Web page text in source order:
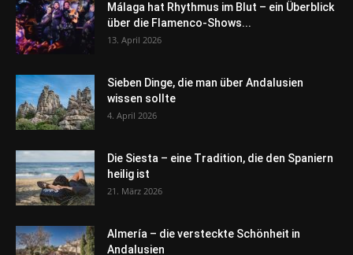
Málaga hat Rhythmus im Blut – ein Überblick
über die Flamenco-Shows...
13. April 2026
Sieben Dinge, die man über Andalusien
wissen sollte
4. April 2026
Die Siesta – eine Tradition, die den Spaniern
heilig ist
21. März 2026
Almería – die versteckte Schönheit in
Andalusien